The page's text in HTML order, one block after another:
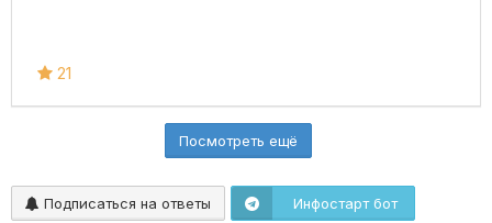
21
Посмотреть ещё
Подписаться на ответы Инфостарт бот